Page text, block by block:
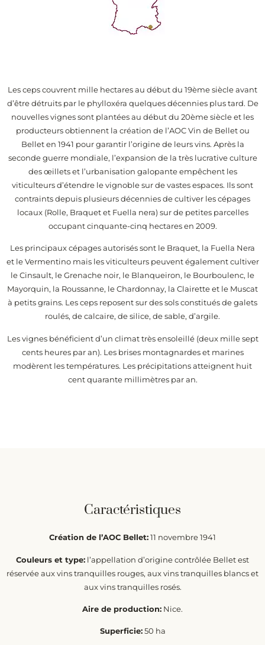
Les ceps couvrent mille hectares au début du 19ème siècle avant
d’être détruits par le phylloxéra quelques décennies plus tard. De
nouvelles vignes sont plantées au début du 20ème siècle et les
producteurs obtiennent la création de l’AOC Vin de Bellet ou
Bellet en 1941 pour garantir l’origine de leurs vins. Après la
seconde guerre mondiale, l’expansion de la très lucrative culture
des œillets et l’urbanisation galopante empêchent les
viticulteurs d’étendre le vignoble sur de vastes espaces. Ils sont
contraints depuis plusieurs décennies de cultiver les cépages
locaux (Rolle, Braquet et Fuella nera) sur de petites parcelles
occupant cinquante-cinq hectares en 2009.
Les principaux cépages autorisés sont le Braquet, la Fuella Nera
et le Vermentino mais les viticulteurs peuvent également cultiver
le Cinsault, le Grenache noir, le Blanqueiron, le Bourboulenc, le
Mayorquin, la Roussanne, le Chardonnay, la Clairette et le Muscat
à petits grains. Les ceps reposent sur des sols constitués de galets
roulés, de calcaire, de silice, de sable, d’argile.
Les vignes bénéficient d’un climat très ensoleillé (deux mille sept
cents heures par an). Les brises montagnardes et marines
modèrent les températures. Les précipitations atteignent huit
cent quarante millimètres par an.
Caractéristiques
Création de l’AOC Bellet:11 novembre 1941
Couleurs et type: l’appellation d’origine contrôlée Bellet est
réservée aux vins tranquilles rouges, aux vins tranquilles blancs et
aux vins tranquilles rosés.
Aire de production: Nice.
Superficie:50 ha